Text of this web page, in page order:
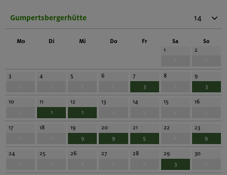
Mo Di Mi Do Fr Sa So
Gumpertsbergerhütte 14
1
2
3
4
5
6
7
3
8
9
3
10
11
1
12
1
13
14
15
16
17
18
19
9
20
9
21
5
22
23
9
24
25
26
27
28
29
3
30